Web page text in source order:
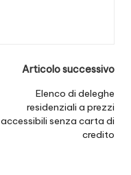
Articolo successivo
Elenco di deleghe
residenziali a prezzi
accessibili senza carta di
credito